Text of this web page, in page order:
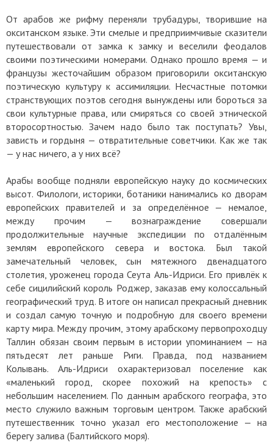
От арабов же рифму переняли трубадуры, творившие на
окситанском языке. Эти смелые и предприимчивые сказители
путешествовали от замка к замку и веселили феодалов
своими поэтическими номерами. Однако прошло время — и
французы жесточайшим образом приговорили окситанскую
поэтическую культуру к ассимиляции. Несчастные потомки
странствующих поэтов сегодня вынуждены или бороться за
свои культурные права, или смиряться со своей этнической
второсортностью. Зачем надо было так поступать? Увы,
зависть и гордыня — отвратительные советчики. Как же так
— у нас ничего, а у них всё?
Арабы вообще подняли европейскую науку до космических
высот. Филологи, историки, ботаники нанимались ко дворам
европейских правителей и за определённое — немалое,
между прочим — вознаграждение совершали
продолжительные научные экспедиции по отдалённым
землям европейского севера и востока. Был такой
замечательный человек, сын мятежного двенадцатого
столетия, уроженец города Сеута Аль-Идриси. Его привлёк к
себе сицилийский король Роджер, заказав ему колоссальный
географический труд. В итоге он написал прекрасный дневник
и создал самую точную и подробную для своего времени
карту мира. Между прочим, этому арабскому первопроходцу
Таллин обязан своим первым в истории упоминанием — на
пятьдесят лет раньше Риги. Правда, под названием
Колывань. Аль-Идриси охарактеризовал поселение как
«маленький город, скорее похожий на крепость» с
небольшим населением. По данным арабского географа, это
место служило важным торговым центром. Также арабский
путешественник точно указал его местоположение — на
берегу залива (Балтийского моря).